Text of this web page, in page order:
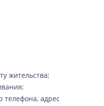
жительства;
телефона, адрес